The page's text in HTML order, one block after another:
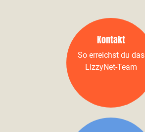
Kontakt
So erreichst du das
LizzyNet-Team